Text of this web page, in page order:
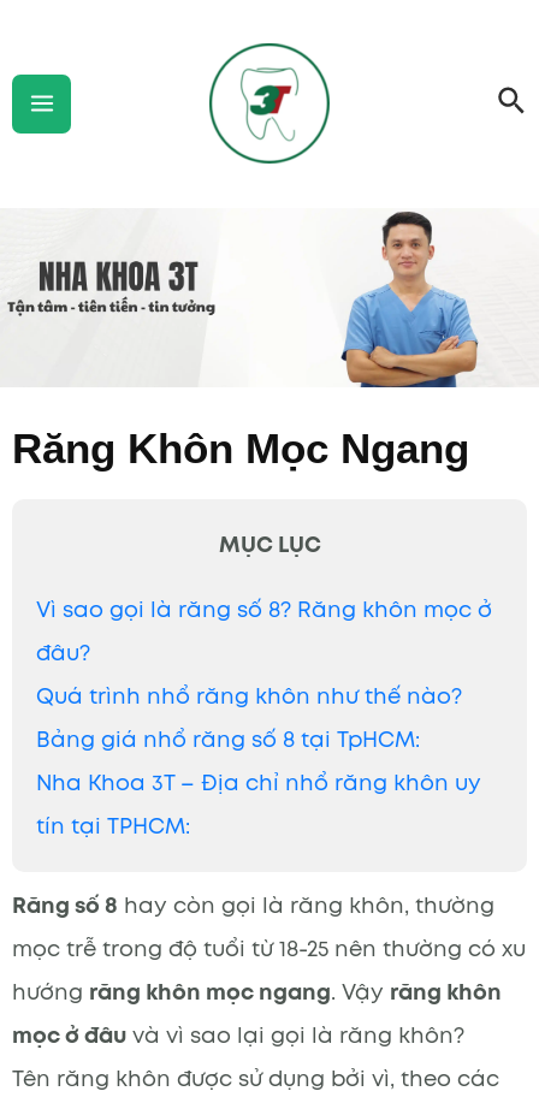
content
Menu
Răng Khôn Mọc Ngang
MỤC LỤC
Vì sao gọi là răng số 8? Răng khôn mọc ở
đâu?
Quá trình nhổ răng khôn như thế nào?
Bảng giá nhổ răng số 8 tại TpHCM:
Nha Khoa 3T – Địa chỉ nhổ răng khôn uy
tín tại TPHCM:
Răng số 8 hay còn gọi là răng khôn, thường
mọc trễ trong độ tuổi từ 18-25 nên thường có xu
hướng răng khôn mọc ngang. Vậy răng khôn
mọc ở đâuvà vì sao lại gọi là răng khôn?
Tên răng khôn được sử dụng bởi vì, theo các